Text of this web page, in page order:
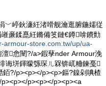
嵉鈥濓紝渚嗗舰瀹逛腑鍦嬬従
亷鍒嗭紝鏅備笅鏈€鐏啽鐨勯
armour-store.com.tw/up/ua-
悆闉?/a>鍜孶nder Armour浼
诲垪鍕曚綔琛ㄦ槑锛屼粬鍊戞
?/p><p></p><p>鏂?鎳剁唺楂
p><p></p><p><a